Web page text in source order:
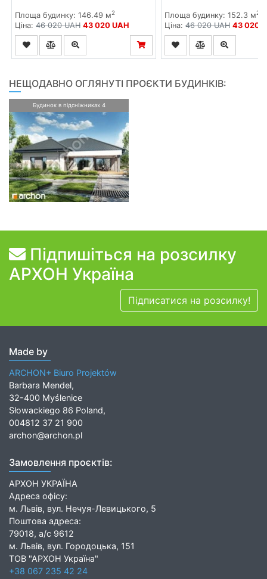
Площа будинку: 146.49 м2
Ціна: 46 020 UAH 43 020 UAH
Площа будинку: 152.3 м2
Ціна:46 020 UAH 43 020
НЕЩОДАВНО ОГЛЯНУТІ ПРОЄКТИ БУДИНКІВ:
Будинок в підсніжниках 4
Підпишіться на розсилку
АРХОН Україна
Підписатися на розсилку!
Made by
ARCHON+ Biuro Projektów
Barbara Mendel,
32-400 Myślenice
Słowackiego 86 Poland,
004812 37 21 900
archon@archon.pl
Замовлення проєктів:
АРХОН УКРАЇНА
Адреса офісу:
м. Львів, вул. Нечуя-Левицького, 5
Поштова адреса:
79018, а/с 9612
м. Львів, вул. Городоцька, 151
ТОВ "АРХОН Україна"
+38 067 235 42 24